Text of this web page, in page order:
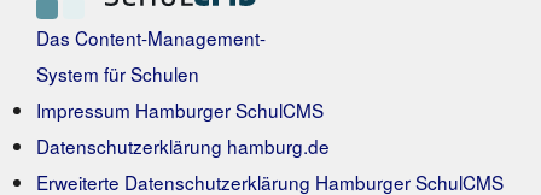
Das Content-Management-
System für Schulen
Impressum Hamburger SchulCMS
Datenschutzerklärung hamburg.de
Erweiterte Datenschutzerklärung Hamburger SchulCMS